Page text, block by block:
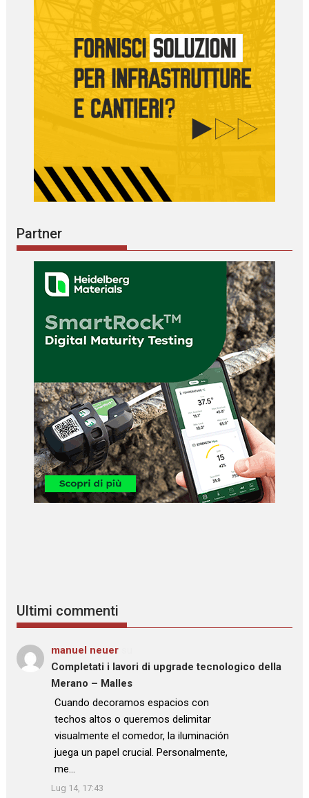
Partner
Ultimi commenti
manuel neuer
Completati i lavori di upgrade tecnologico della
Merano – Malles
: “
Cuando decoramos espacios con
techos altos o queremos delimitar
visualmente el comedor, la iluminación
juega un papel crucial. Personalmente,
me…
”
Lug 14, 17:43